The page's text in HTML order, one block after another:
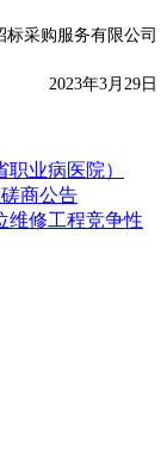
标采购服务有限公司
2023年3月 29 日
业病医院）
商公告
维修工程竞争性